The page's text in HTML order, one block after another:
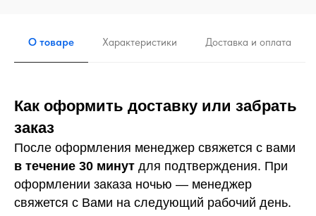
О товаре Характеристики Доставка и оплата
Как оформить доставку или забрать
заказ
После оформления менеджер свяжется с вами
в течение 30 минут для подтверждения. При
оформлении заказа ночью — менеджер
свяжется с Вами на следующий рабочий день.